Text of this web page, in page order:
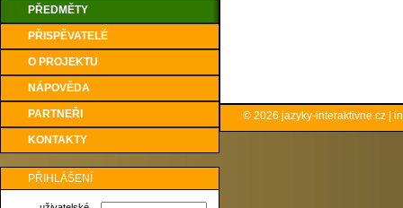
PŘEDMĚTY
PŘISPĚVATELÉ
O PROJEKTU
NÁPOVĚDA
PARTNEŘI
KONTAKTY
PŘIHLÁŠENÍ
© 2026 jazyky-interaktivne.cz